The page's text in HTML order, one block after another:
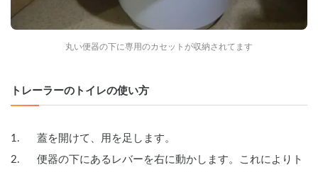
丸い便器の下に専用のカセットが収納されてます
トレーラーのトイレの使い方
1.      蓋を開けて、用を足します。
2.      便器の下にあるレバーを右に動かします。これによりト